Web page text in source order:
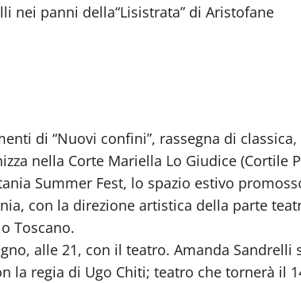
nei panni della“Lisistrata” di Aristofane
di “Nuovi confini”, rassegna di classica,
nella Corte Mariella Lo Giudice (Cortile
Summer Fest, lo spazio estivo
con la direzione artistica della parte
Toscano.
alle 21, con il teatro. Amanda Sandrelli
la regia di Ugo Chiti; teatro che tornerà il